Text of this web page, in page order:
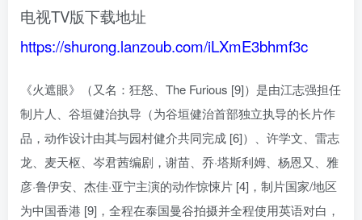
电视TV版下载地址
https://shurong.lanzoub.com/iLXmE3bhmf3c
《火遮眼》（又名：狂怒、The Furious [9]）是由江志强担任
制片人、谷垣健治执导（为谷垣健治首部独立执导的长片作
品，动作设计由其与园村健介共同完成 [6]）、许学文、雷志
龙、麦天枢、岑君茜编剧，谢苗、乔·塔斯利姆、杨恩又、雅
彦·鲁伊安、杰佳·亚宁主演的动作惊悚片 [4]，制片国家/地区
为中国香港 [9]，全程在泰国曼谷拍摄并全程使用英语对白，